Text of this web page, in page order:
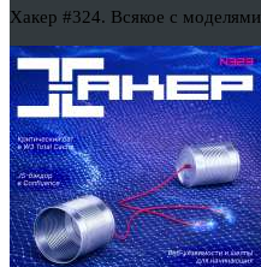
Хакер #324. Всякое с моделями